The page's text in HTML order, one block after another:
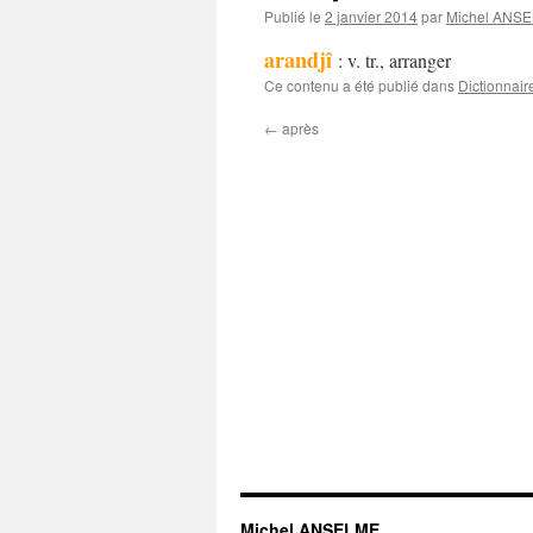
Publié le 2 janvier 2014par Michel
arandjî : v. tr., arranger
Ce contenu a été publié dans
← après